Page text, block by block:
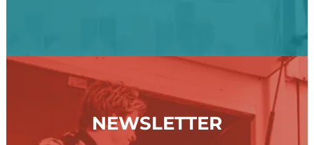
NEWSLETTER